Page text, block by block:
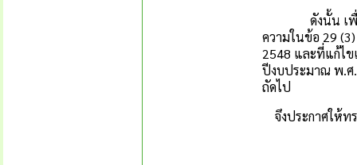
ดังนั้น เพื่อให้ก
ความในข้อ 29
2548 และที่แก้ไ
ปีงบประมาณ พ.ศ
ถัดไป
จึงประกาศให้ท